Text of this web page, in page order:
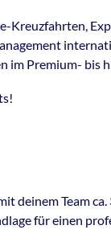
Kreuzfahrten,
Premium- bis
!
deinem Team ca.
für einen